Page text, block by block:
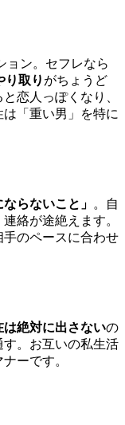
ョン。セフレなら
り取り がちょうど
恋人っぽくなり、
「重い男」を特に
ならないこと」 。自
絡が途絶えます。
手のペースに合わせ
絶対に出さないの
。お互いの私生活
ーです。